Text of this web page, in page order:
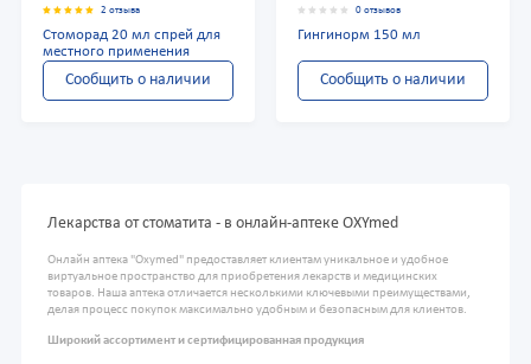
2 отзыва
Стоморад 20 мл спрей для
местного применения
Сообщить о наличии
0 отзывов
Гингинорм 150 мл
Сообщить о наличии
Лекарства от стоматита - в онлайн-аптеке OXYmed
Онлайн аптека "Oxymed" предоставляет клиентам уникальное и удобное
виртуальное пространство для приобретения лекарств и медицинских
товаров. Наша аптека отличается несколькими ключевыми преимуществами,
делая процесс покупок максимально удобным и безопасным для клиентов.
Широкий ассортимент и сертифицированная продукция